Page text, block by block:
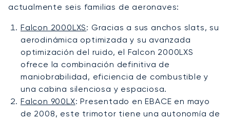
actualmente seis familias de aeronaves:
Falcon 2000LXS: Gracias a sus anchos slats, su
aerodinámica optimizada y su avanzada
optimización del ruido, el Falcon 2000LXS
ofrece la combinación definitiva de
maniobrabilidad, eficiencia de combustible y
una cabina silenciosa y espaciosa.
Falcon 900LX: Presentado en EBACE en mayo
de 2008, este trimotor tiene una autonomía de